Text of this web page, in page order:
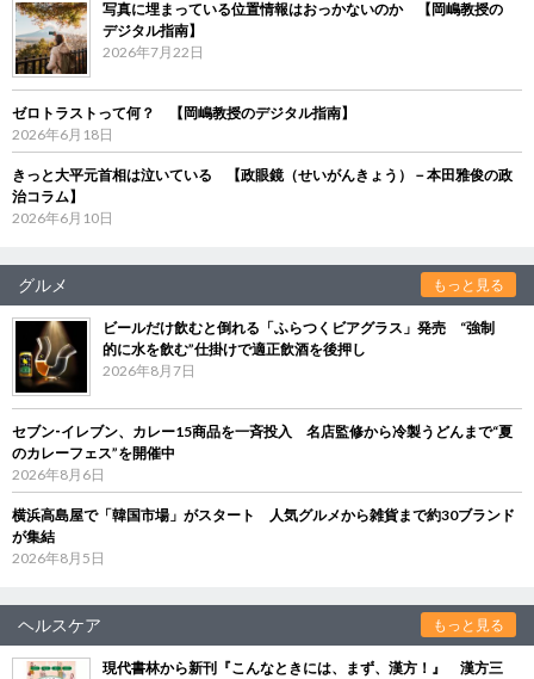
写真に埋まっている位置情報はおっかないのか 【岡嶋教授の
デジタル指南】
2026年7月22日
ゼロトラストって何？ 【岡嶋教授のデジタル指南】
2026年6月18日
きっと大平元首相は泣いている 【政眼鏡（せいがんきょう）－本田雅俊の政
治コラム】
2026年6月10日
グルメ もっと見る
ビールだけ飲むと倒れる「ふらつくビアグラス」発売 “強制
的に水を飲む”仕掛けで適正飲酒を後押し
2026年8月7日
セブン‐イレブン、カレー15商品を一斉投入 名店監修から冷製うどんまで“夏
のカレーフェス”を開催中
2026年8月6日
横浜高島屋で「韓国市場」がスタート 人気グルメから雑貨まで約30ブランド
が集結
2026年8月5日
ヘルスケア もっと見る
現代書林から新刊『こんなときには、まず、漢方！』 漢方三